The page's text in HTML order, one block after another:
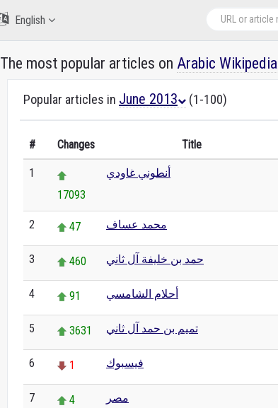
English
The most popular articles on Arabic Wikipedia
Popular articles in June 2013 (1-100)
# Changes Title
1
17093
أنطوني غاودي
2 47 محمد عساف
3 460 حمد بن خليفة آل ثاني
4 91 أحلام الشامسي
5 3631 تميم بن حمد آل ثاني
6 1 فيسبوك
7 4 مصر